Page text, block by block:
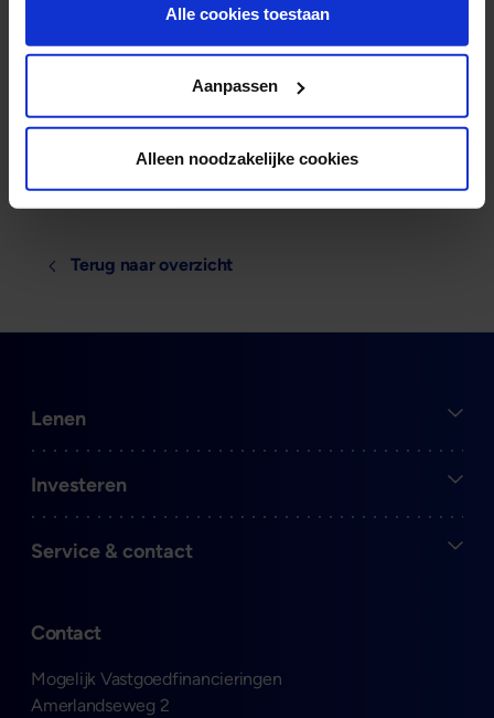
Alle cookies toestaan
Aanpassen
Alleen noodzakelijke cookies
Heeft u overige vragen?
Wat is Code-V en waarom steunt Mogelijk
Terug naar overzicht
Contact
Mogelijk Vastgoedfinancieringen
Amerlandseweg 2
Open
Lenen
Open
Investeren
Open
Service & contact